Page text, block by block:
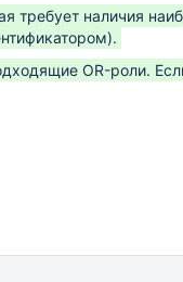
наличия
OR-роли.